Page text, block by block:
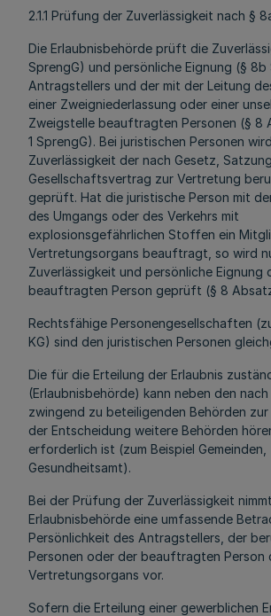
2.1.1 Prüfung der Zuverlässigkeit nach §
Die Erlaubnisbehörde prüft die
SprengG) und persönliche Eignung (§ 8b
Antragstellers und der mit der Leitung
einer Zweigniederlassung oder einer
Zweigstelle beauftragten Personen (§ 8
1 SprengG). Bei juristischen Personen
Zuverlässigkeit der nach Gesetz,
Gesellschaftsvertrag zur Vertretung
geprüft. Hat die juristische Person mit
des Umgangs oder des Verkehrs mit
explosionsgefährlichen Stoffen ein
Vertretungsorgans beauftragt, so wird
Zuverlässigkeit und persönliche Eignung
beauftragten Person geprüft (§ 8
Rechtsfähige Personengesellschaften
KG) sind den juristischen Personen
Die für die Erteilung der Erlaubnis
(Erlaubnisbehörde) kann neben den
zwingend zu beteiligenden Behörden
der Entscheidung weitere Behörden
erforderlich ist (zum Beispiel Gemeinden,
Gesundheitsamt).
Bei der Prüfung der Zuverlässigkeit
Erlaubnisbehörde eine umfassende
Persönlichkeit des Antragstellers, der
Personen oder der beauftragten Person
Vertretungsorgans vor.
Sofern die Erteilung einer gewerblichen